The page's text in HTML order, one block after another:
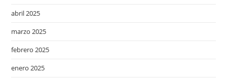
abril 2025
marzo 2025
febrero 2025
enero 2025